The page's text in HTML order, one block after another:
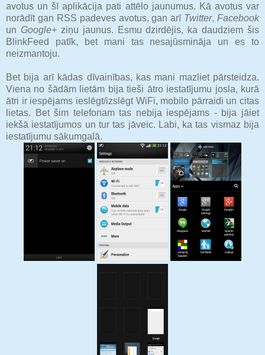
avotus un šī aplikācija pati attēlo jaunumus. Kā avotus var
norādīt gan RSS padeves avotus, gan arī Twitter, Facebook
un Google+ziņu jaunus. Esmu dzirdējis, ka daudziem šis
BlinkFeed patīk, bet mani tas nesajūsmināja un es to
neizmantoju.
Bet bija arī kādas dīvainības, kas mani mazliet pārsteidza.
Viena no šādām lietām bija tieši ātro iestatījumu josla, kurā
ātri ir iespējams ieslēgt/izslēgt WiFi, mobilo pārraidi un citas
lietas. Bet šim telefonam tas nebija iespējams - bija jāiet
iekšā iestatījumos un tur tas jāveic. Labi, ka tas vismaz bija
iestatījumu sākumgalā.